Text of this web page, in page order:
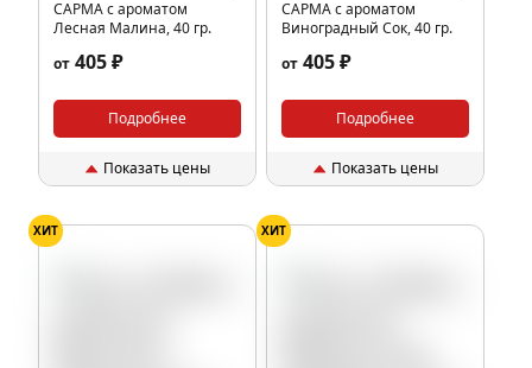
САРМА с ароматом
Лесная Малина, 40 гр.
от 405 ₽
Подробнее
Показать цены
САРМА с ароматом
Виноградный Сок, 40 гр.
от 405 ₽
Подробнее
Показать цены
ХИТ ХИТ